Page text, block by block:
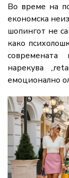
Во време на
економска
шопингот не
како
современата
нарекува „
емоционално